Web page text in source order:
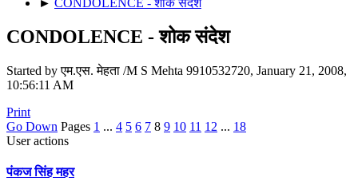
CONDOLENCE - शोक संदेश
Started by एम.एस. मेहता /M S Mehta 9910532720, January 21, 2008,
10:56:11 AM
Print
Go Down Pages 1 ... 4 5 6 7 8 9 10 11 12 ... 18
User actions
पंकज सिंह महर